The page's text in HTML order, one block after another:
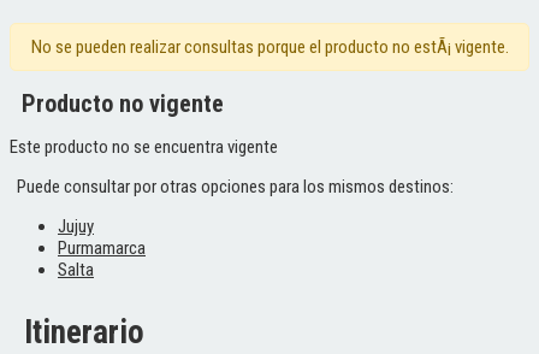
No se pueden realizar consultas porque el producto no estÃ¡ vigente.
Producto no vigente
Este producto no se encuentra vigente
Puede consultar por otras opciones para los mismos destinos:
Jujuy
Purmamarca
Salta
Itinerario